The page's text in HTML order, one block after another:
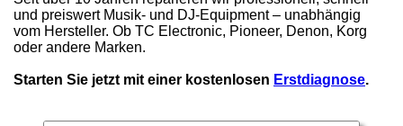
und preiswert Musik- und DJ-Equipment – unabhängig
vom Hersteller. Ob TC Electronic, Pioneer, Denon, Korg
oder andere Marken.
Starten Sie jetzt mit einer kostenlosen Erstdiagnose.